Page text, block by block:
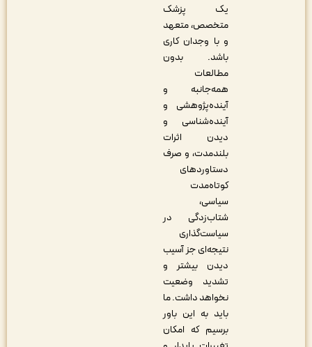
یک پزشک
متخصص، متعهد
و با وجدان کاری
باشد. بدون
مطالعات
همه‌جانبه و
آینده‌پژوهشی و
آینده‌شناسی و
دیدن اثرات
بلندمدت، و صرف
دستاوردهای
کوتاه‌مدت
شتاب‌زدگی در
سیاست‌گذاری
نتیجه‌ای جز آسیب
دیدن بیشتر و
تشدید وضعیت
نخواهد داشت. ما
باید به این باور
برسیم که امکان